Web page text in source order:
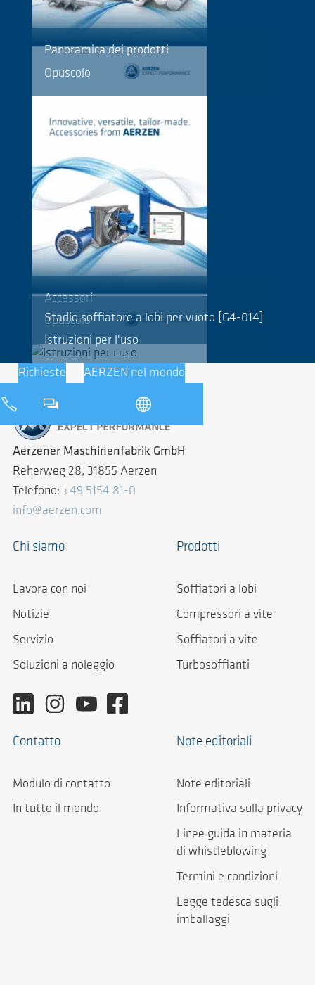
Panoramica dei prodotti
Opuscolo
Accessori
Opuscolo
Stadio soffiatore a lobi per vuoto [G4-014]
Istruzioni per l'uso
Richieste AERZEN nel mondo
Aerzener Maschinenfabrik GmbH
Reherweg 28, 31855 Aerzen
Telefono: +49 5154 81-0
info@aerzen.com
Chi siamo
Lavora con noi
Notizie
Servizio
Soluzioni a noleggio
Prodotti
Soffiatori a lobi
Compressori a vite
Soffiatori a vite
Turbosoffianti
Contatto
Modulo di contatto
In tutto il mondo
Note editoriali
Note editoriali
Informativa sulla privacy
Linee guida in materia
di whistleblowing
Termini e condizioni
Legge tedesca sugli
imballaggi